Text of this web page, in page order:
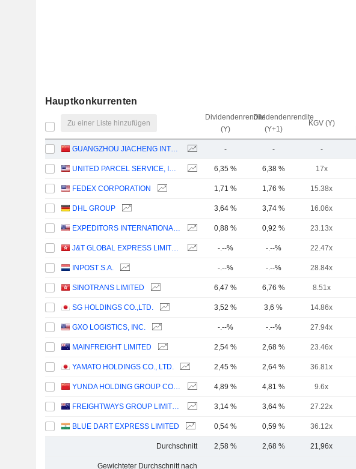
Hauptkonkurrenten
Zu einer Liste hinzufügen
Dividendenrendite
(Y)
Dividendenrendite
(Y+1)
KGV (Y)
GUANGZHOU JIACHENG INTERNATIONAL LOGISTICS CO.,LTD. - - -
UNITED PARCEL SERVICE, INC. 6,35 % 6,38 % 17x
FEDEX CORPORATION 1,71 % 1,76 % 15.38x
DHL GROUP 3,64 % 3,74 % 16.06x
EXPEDITORS INTERNATIONAL OF WASHINGTON INC. 0,88 % 0,92 % 23.13x
J&T GLOBAL EXPRESS LIMITED -.--% -.--% 22.47x
INPOST S.A. -.--% -.--% 28.84x
SINOTRANS LIMITED 6,47 % 6,76 % 8.51x
SG HOLDINGS CO.,LTD. 3,52 % 3,6 % 14.86x
GXO LOGISTICS, INC. -.--% -.--% 27.94x
MAINFREIGHT LIMITED 2,54 % 2,68 % 23.46x
YAMATO HOLDINGS CO., LTD. 2,45 % 2,64 % 36.81x
YUNDA HOLDING GROUP CO., LTD. 4,89 % 4,81 % 9.6x
FREIGHTWAYS GROUP LIMITED 3,14 % 3,64 % 27.22x
BLUE DART EXPRESS LIMITED 0,54 % 0,59 % 36.12x
Durchschnitt 2,58 % 2,68 % 21,96x
Gewichteter Durchschnitt nach